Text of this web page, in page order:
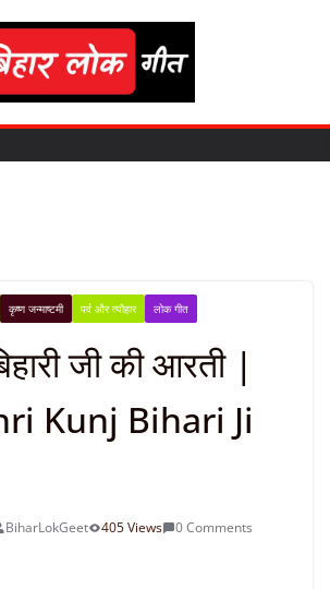
कृष्ण जन्माष्टमी पर्व और त्यौहार लोक गीत
जी की आरती |
Kunj Bihari Ji
BiharLokGeet 405 Views 0 Comments